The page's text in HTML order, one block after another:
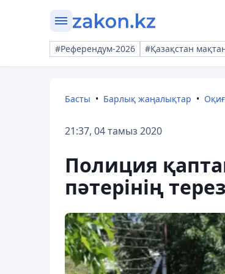
#Референдум-2026 #Қазақстан
Басты Барлық жаңалықтар
21:37, 04 тамыз 2020
Полиция
пәтерінің